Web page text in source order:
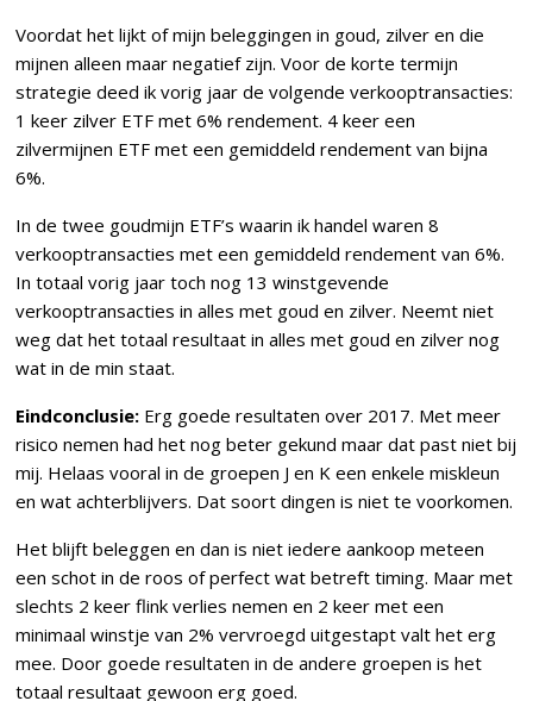
Voordat het lijkt of mijn beleggingen in goud, zilver en die
mijnen alleen maar negatief zijn. Voor de korte termijn
strategie deed ik vorig jaar de volgende verkooptransacties:
1 keer zilver ETF met 6% rendement. 4 keer een
zilvermijnen ETF met een gemiddeld rendement van bijna
6%.
In de twee goudmijn ETF’s waarin ik handel waren 8
verkooptransacties met een gemiddeld rendement van 6%.
In totaal vorig jaar toch nog 13 winstgevende
verkooptransacties in alles met goud en zilver. Neemt niet
weg dat het totaal resultaat in alles met goud en zilver nog
wat in de min staat.
Eindconclusie: Erg goede resultaten over 2017. Met meer
risico nemen had het nog beter gekund maar dat past niet bij
mij. Helaas vooral in de groepen J en K een enkele miskleun
en wat achterblijvers. Dat soort dingen is niet te voorkomen.
Het blijft beleggen en dan is niet iedere aankoop meteen
een schot in de roos of perfect wat betreft timing. Maar met
slechts 2 keer flink verlies nemen en 2 keer met een
minimaal winstje van 2% vervroegd uitgestapt valt het erg
mee. Door goede resultaten in de andere groepen is het
totaal resultaat gewoon erg goed.